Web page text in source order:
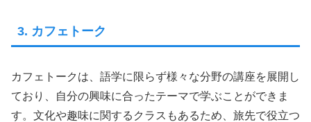
3. カフェトーク
カフェトークは、語学に限らず様々な分野の講座を展開し
ており、自分の興味に合ったテーマで学ぶことができま
す。文化や趣味に関するクラスもあるため、旅先で役立つ